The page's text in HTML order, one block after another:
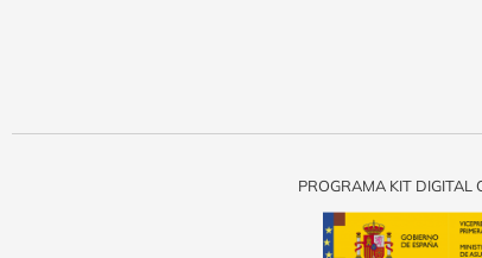
PROGRAMA KIT DIGITAL